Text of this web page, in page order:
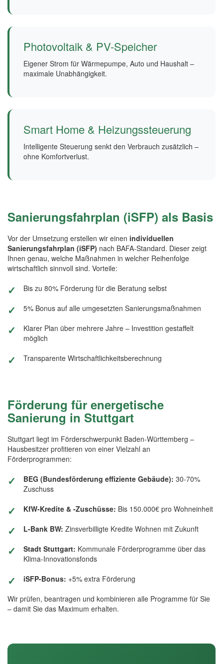
Photovoltaik & PV-Speicher
Eigener Strom für Wärmepumpe, Auto und Haushalt –
maximale Unabhängigkeit.
Smart Home & Heizungssteuerung
Intelligente Steuerung senkt den Verbrauch zusätzlich –
ohne Komfortverlust.
Sanierungsfahrplan (iSFP) als Basis
Vor der Umsetzung erstellen wir einen individuellen
Sanierungsfahrplan (iSFP) nach BAFA-Standard. Dieser zeigt
Ihnen genau, welche Maßnahmen in welcher Reihenfolge
wirtschaftlich sinnvoll sind. Vorteile:
Bis zu 80% Förderung für die Beratung selbst
5% Bonus auf alle umgesetzten Sanierungsmaßnahmen
Klarer Plan über mehrere Jahre – Investition gestaffelt
möglich
Transparente Wirtschaftlichkeitsberechnung
Förderung für energetische
Sanierung in Stuttgart
Stuttgart liegt im Förderschwerpunkt Baden-Württemberg –
Hausbesitzer profitieren von einer Vielzahl an
Förderprogrammen:
BEG (Bundesförderung effiziente Gebäude): 30-70%
Zuschuss
KfW-Kredite & -Zuschüsse: Bis 150.000€ pro Wohneinheit
L-Bank BW: Zinsverbilligte Kredite Wohnen mit Zukunft
Stadt Stuttgart: Kommunale Förderprogramme über das
Klima-Innovationsfonds
iSFP-Bonus: +5% extra Förderung
Wir prüfen, beantragen und kombinieren alle Programme für Sie
– damit Sie das Maximum erhalten.